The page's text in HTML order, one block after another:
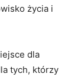
życia i
dla
tych, którzy